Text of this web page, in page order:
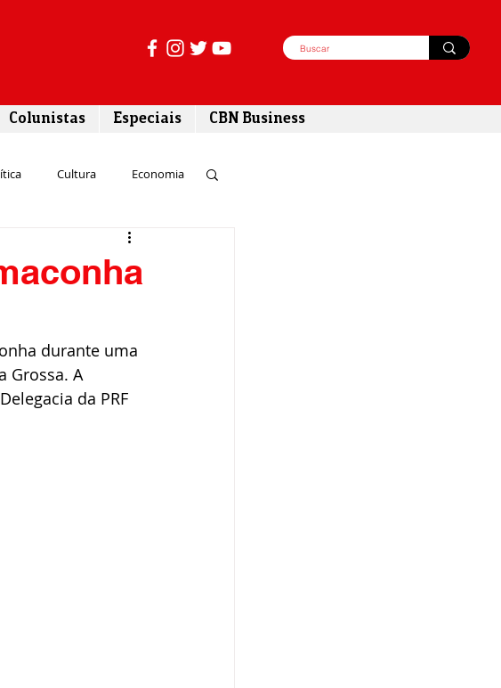
Colunistas Especiais CBN Business
Cultura Economia
durante uma
Grossa. A
da PRF